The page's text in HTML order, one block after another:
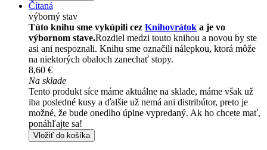
Čítaná
výborný stav
Túto knihu sme vykúpili cez Knihovrátok a je vo
výbornom stave.Rozdiel medzi touto knihou a novou by ste
asi ani nespoznali. Knihu sme označili nálepkou, ktorá môže
na niektorých obaloch zanechať stopy.
8,60 €
Na sklade
Tento produkt síce máme aktuálne na sklade, máme však už
iba posledné kusy a ďalšie už nemá ani distribútor, preto je
možné, že bude onedlho úplne vypredaný. Ak ho chcete mať,
ponáhľajte sa!
Vložiť do košíka